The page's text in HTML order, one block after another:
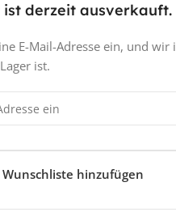
ist derzeit ausverkauft.
E-Mail-Adresse ein, und
ist.
hinzufügen